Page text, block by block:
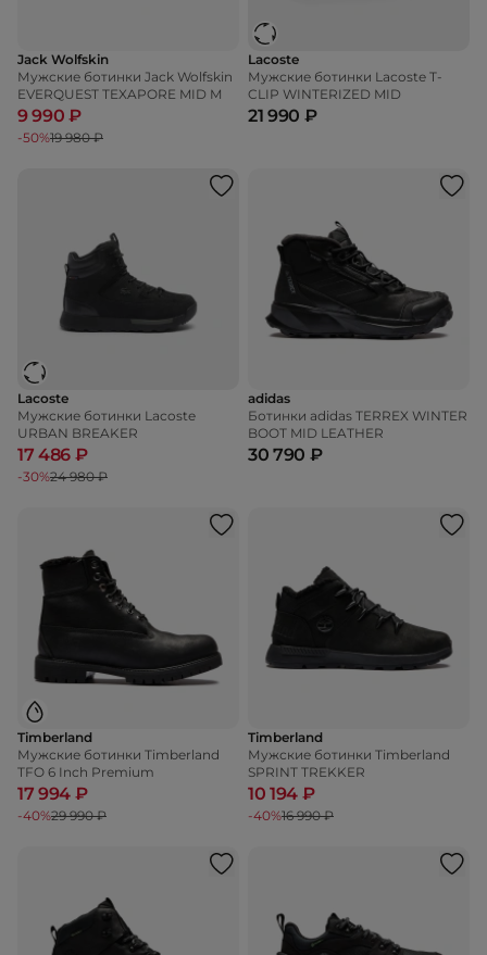
Jack Wolfskin
Мужские ботинки Jack Wolfskin
EVERQUEST TEXAPORE MID M
9 990 ₽
-50%19 980 ₽
Lacoste
Мужские ботинки Lacoste T-
CLIP WINTERIZED MID
21 990 ₽
Lacoste
Мужские ботинки Lacoste
URBAN BREAKER
17 486 ₽
-30%24 980 ₽
adidas
Ботинки adidas TERREX WINTER
BOOT MID LEATHER
30 790 ₽
Timberland
Мужские ботинки Timberland
TFO 6 Inch Premium
17 994 ₽
-40%29 990 ₽
Timberland
Мужские ботинки Timberland
SPRINT TREKKER
10 194 ₽
-40%16 990 ₽